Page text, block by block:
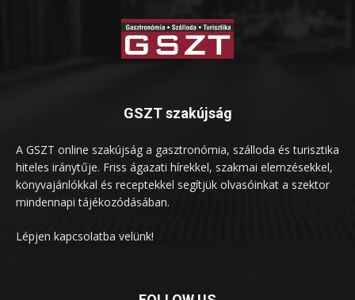
GSZT szakújság
A GSZT online szakújság a gasztronómia, szálloda és turisztika
hiteles iránytűje. Friss ágazati hírekkel, szakmai elemzésekkel,
könyvajánlókkal és receptekkel segítjük olvasóinkat a szektor
mindennapi tájékozódásában.
Lépjen kapcsolatba velünk!